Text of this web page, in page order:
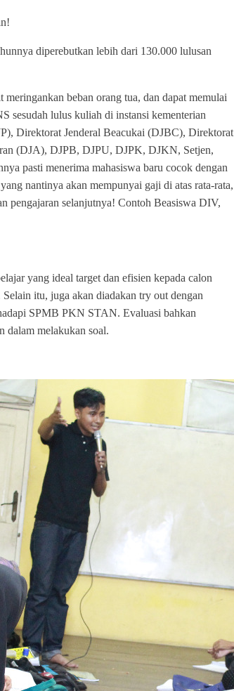
diperebutkan lebih dari 130.000 lulusan
beban orang tua, dan dapat memulai
sesudah lulus kuliah di instansi kementerian
Direktorat Jenderal Beacukai (DJBC), Direktorat
(DJA), DJPB, DJPU, DJPK, DJKN, Setjen,
pasti menerima mahasiswa baru cocok dengan
nantinya akan mempunyai gaji di atas rata-rata,
pengajaran selanjutnya! Contoh Beasiswa DIV,
yang ideal target dan efisien kepada calon
itu, juga akan diadakan try out dengan
SPMB PKN STAN. Evaluasi bahkan
dalam melakukan soal.